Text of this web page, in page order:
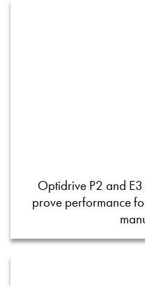
Optidrive P2 and
prove performance